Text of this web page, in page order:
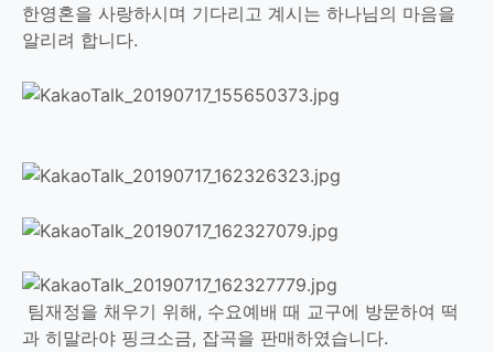
한영혼을 사랑하시며 기다리고 계시는 하나님의 마음을
알리려 합니다.
팀재정을 채우기 위해, 수요예배 때 교구에 방문하여 떡
과 히말라야 핑크소금, 잡곡을 판매하였습니다.